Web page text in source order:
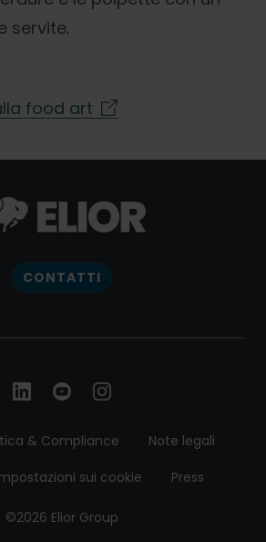
servite.
food art
CONTATTI
& Compliance
Note legali
sui cookie Press
©2026 Elior Group